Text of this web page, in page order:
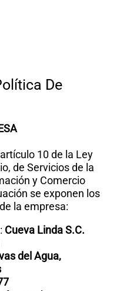
De
10 de la Ley
de Servicios de la
y Comercio
se exponen los
la empresa:
Cueva Linda S.C.
del Agua,